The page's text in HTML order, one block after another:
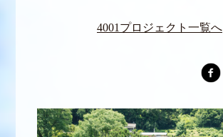
4001プロジェクト一覧へ